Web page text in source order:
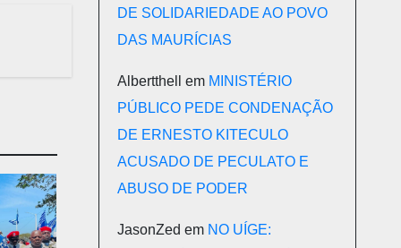
DE SOLIDARIEDADE AO POVO
DAS MAURÍCIAS
Albertthell em MINISTÉRIO
PÚBLICO PEDE CONDENAÇÃO
DE ERNESTO KITECULO
ACUSADO DE PECULATO E
ABUSO DE PODER
JasonZed em NO UÍGE: